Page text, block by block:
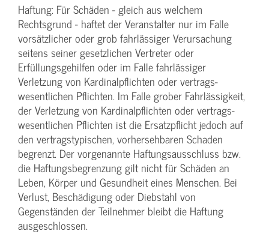
Haftung: Für Schäden - gleich aus welchem
Rechtsgrund - haftet der Veranstalter nur im Falle
vorsätzlicher oder grob fahrlässiger Verursachung
seitens seiner gesetzlichen Vertreter oder
Erfüllungsgehilfen oder im Falle fahrlässiger
Verletzung von Kardinalpflichten oder vertrags­
wesentlichen Pflichten. Im Falle grober Fahrlässigkeit,
der Verletzung von Kardinalpflichten oder vertrags­
wesentlichen Pflichten ist die Ersatzpflicht jedoch auf
den vertragstypischen, vorhersehbaren Schaden
begrenzt. Der vorgenannte Haftungs­ausschluss bzw.
die Haftungs­begrenzung gilt nicht für Schäden an
Leben, Körper und Gesundheit eines Menschen. Bei
Verlust, Beschädigung oder Diebstahl von
Gegenständen der Teilnehmer bleibt die Haftung
ausgeschlossen.